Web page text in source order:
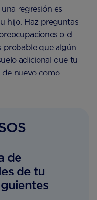
regresión es
hijo. Haz preguntas
o el
probable que algún
adicional que tu
de nuevo como
de
de tu